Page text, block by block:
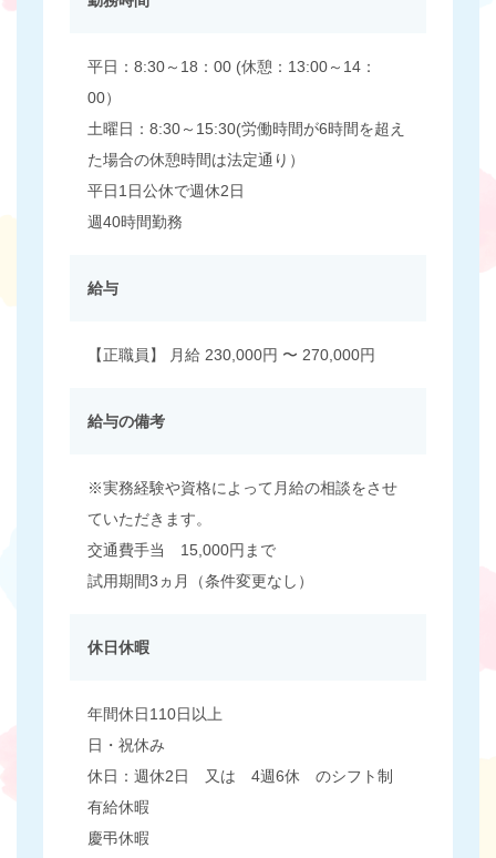
平日：8:30～18：00 (休憩：13:00～14：
00）
土曜日：8:30～15:30(労働時間が6時間を超え
た場合の休憩時間は法定通り）
平日1日公休で週休2日
週40時間勤務
給与
【正職員】 月給 230,000円 〜 270,000円
給与の備考
※実務経験や資格によって月給の相談をさせ
ていただきます。
交通費手当 15,000円まで
試用期間3ヵ月（条件変更なし）
休日休暇
年間休日110日以上
日・祝休み
休日：週休2日 又は 4週6休 のシフト制
有給休暇
慶弔休暇